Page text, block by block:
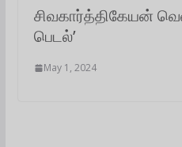
சிவகார்த்திகேயன்
பெடல்’
May 1, 2024